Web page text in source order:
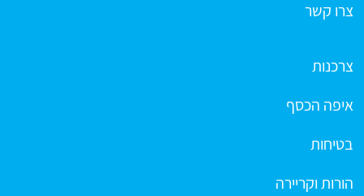
צרו קשר
צרכנות
איפה הכסף
בטיחות
הורות וקריירה